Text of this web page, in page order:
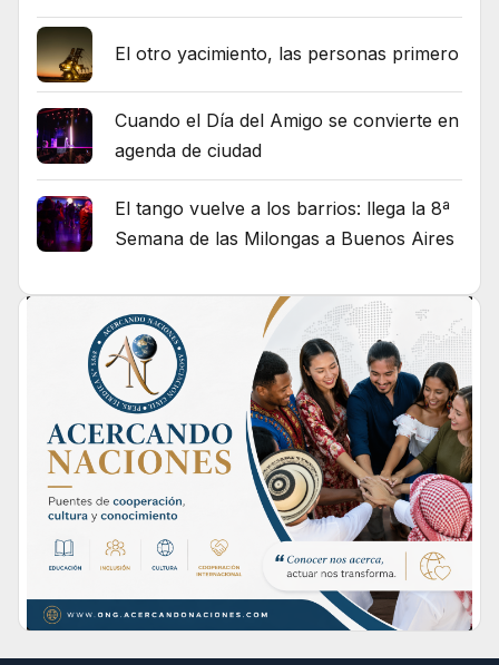
El otro yacimiento, las personas primero
Cuando el Día del Amigo se convierte en
agenda de ciudad
El tango vuelve a los barrios: llega la 8ª
Semana de las Milongas a Buenos Aires